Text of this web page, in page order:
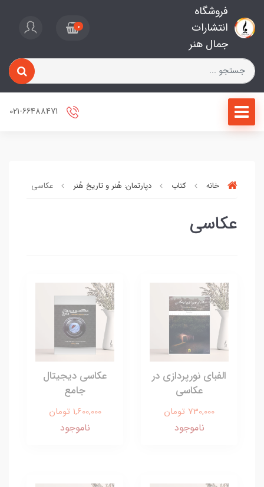
فروشگاه
انتشارات
جمال هنر
0
خانه کتاب دپارتمان: هُنر و تاریخ هُنر عکاسی
عکاسی
الفبای نورپردازی در
عکاسی
730,000 تومان
ناموجود
عکاسی دیجیتال
جامع
1,600,000 تومان
ناموجود